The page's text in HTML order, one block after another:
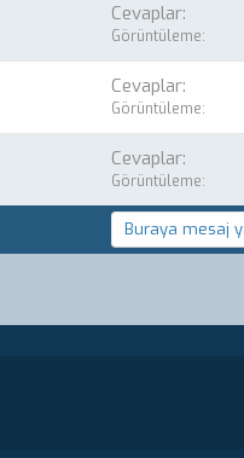
Cevaplar
Görüntüleme
Cevaplar
Görüntüleme
Cevaplar
Görüntüleme
Buraya mesaj